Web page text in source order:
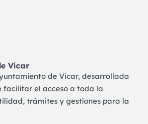
Vícar
de Vícar, desarrollada
facilitar el acceso a toda la
trámites y gestiones para la